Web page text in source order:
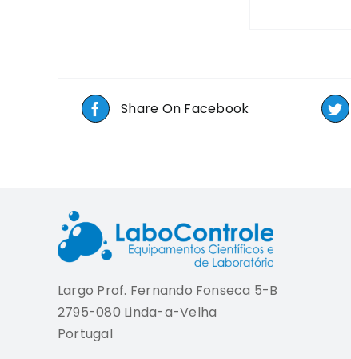
Share On Facebook
Largo Prof. Fernando Fonseca 5-B
2795-080 Linda-a-Velha
Portugal